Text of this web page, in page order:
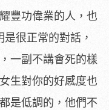
豐功偉業的人，也
很正常的對話，
一副不講會死的樣
生對你的好感度也
是低調的，他們不